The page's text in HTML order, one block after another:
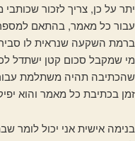
יתר על כן, צריך לזכור
עבור כל מאמר, בהתאם
ברמת השקעה שנראית לו
מי שמקבל סכום קטן ישתדל
שהכתיבה תהיה משתלמת
זמן בכתיבת כל מאמר והוא
בנימה אישית אני יכול לומר